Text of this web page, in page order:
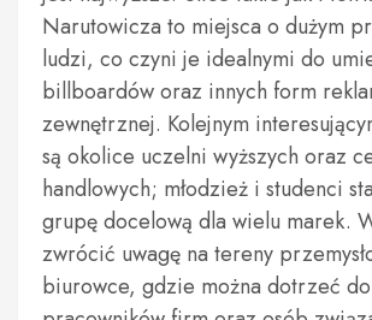
Narutowicza to miejsca o dużym
ludzi, co czyni je idealnymi do
billboardów oraz innych form
zewnętrznej. Kolejnym
są okolice uczelni wyższych oraz
handlowych; młodzież i studenci
grupę docelową dla wielu marek.
zwrócić uwagę na tereny
biurowce, gdzie można dotrzeć do